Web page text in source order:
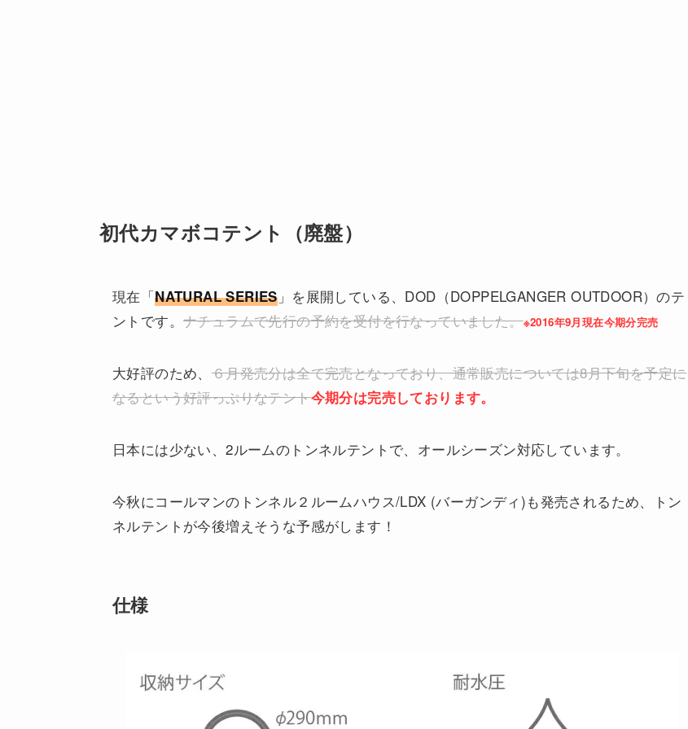
初代カマボコテント（廃盤）
現在「NATURAL SERIES」を展開している、DOD（DOPPELGANGER OUTDOOR）のテ
ントです。 ナチュラムで先行の予約を受付を行なっていました。※2016年9月現在今期分完売
大好評のため、 ６月発売分は全て完売となっており、通常販売については8月下旬を予定に
なるという好評っぷりなテント今期分は完売しております。
日本には少ない、2ルームのトンネルテントで、オールシーズン対応しています。
今秋にコールマンのトンネル２ルームハウス/LDX (バーガンディ)も発売されるため、トン
ネルテントが今後増えそうな予感がします！
仕様